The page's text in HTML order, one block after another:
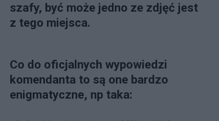
szafy, być może jedno ze zdjęć jest
z tego miejsca.
Co do oficjalnych wypowiedzi
komendanta to są one bardzo
enigmatyczne, np taka: